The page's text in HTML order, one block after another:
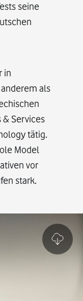
seine
in
als
& Services
tätig.
Model
vor
stark.